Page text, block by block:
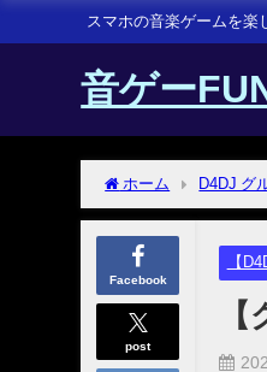
スマホの音楽ゲームを楽
音ゲー
ホーム D4DJ グ
Facebook
post
【